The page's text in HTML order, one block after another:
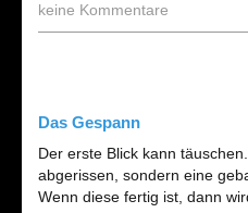
keine Kommentare
Das Gespann
Der erste Blick kann
abgerissen, sondern eine
Wenn diese fertig ist, dann